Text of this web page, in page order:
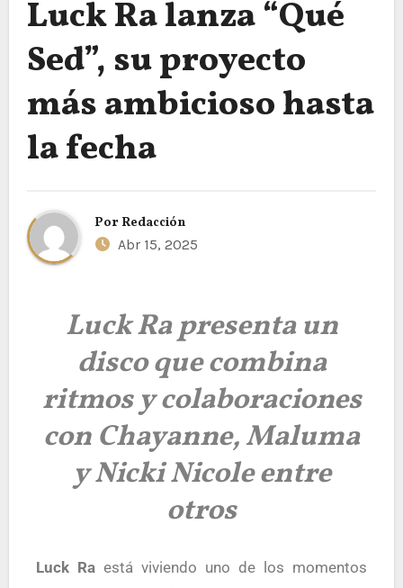
Luck Ra lanza “Qué
Sed”, su proyecto
más ambicioso hasta
la fecha
Por Redacción
Abr 15, 2025
Luck Ra presenta un
disco que combina
ritmos y colaboraciones
con Chayanne, Maluma
y Nicki Nicole entre
otros
Luck Raestá viviendo uno de los momentos